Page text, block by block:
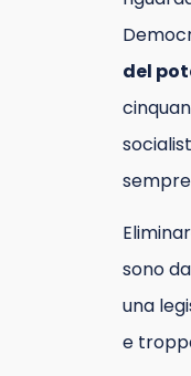
del
sono
una
e